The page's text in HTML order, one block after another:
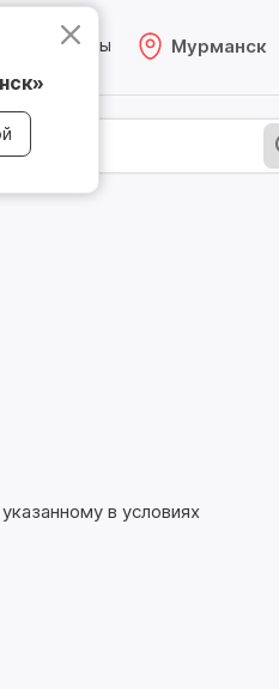
Магазины Мурманск
в условиях